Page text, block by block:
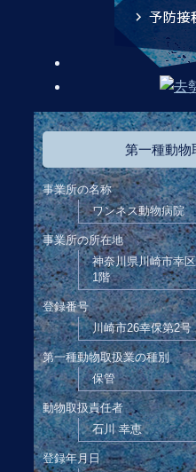
第一種動物
事業所の名称
ワンネス動物病院
事業所の所在地
神奈川県川崎市幸
1階
登録番号
川崎市26幸保第2号
第一種動物取扱業の種別
保管
動物取扱責任者
石川 幸恵
登録年月日